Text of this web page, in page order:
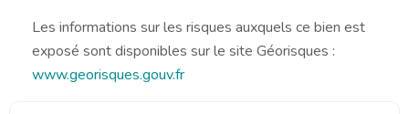
Les informations sur les risques auxquels ce bien est
exposé sont disponibles sur le site Géorisques :
www.georisques.gouv.fr